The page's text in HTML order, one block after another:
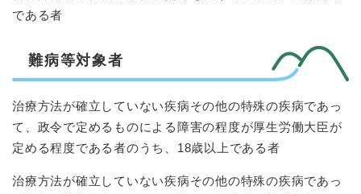
である者
難病等対象者
治療方法が確立していない疾病その他の特殊の疾病であっ
て、政令で定めるものによる障害の程度が厚生労働大臣が
定める程度である者のうち、18歳以上である者
治療方法が確立していない疾病その他の特殊の疾病であっ